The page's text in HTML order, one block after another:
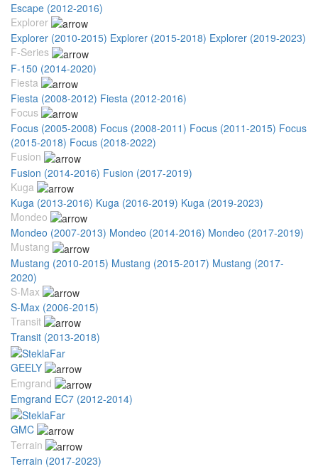
Escape (2012-2016)
Explorer
Explorer (2010-2015) Explorer (2015-2018) Explorer (2019-2023)
F-Series
F-150 (2014-2020)
Fiesta
Fiesta (2008-2012) Fiesta (2012-2016)
Focus
Focus (2005-2008) Focus (2008-2011) Focus (2011-2015) Focus
(2015-2018) Focus (2018-2022)
Fusion
Fusion (2014-2016) Fusion (2017-2019)
Kuga
Kuga (2013-2016) Kuga (2016-2019) Kuga (2019-2023)
Mondeo
Mondeo (2007-2013) Mondeo (2014-2016) Mondeo (2017-2019)
Mustang
Mustang (2010-2015) Mustang (2015-2017) Mustang (2017-
2020)
S-Max
S-Max (2006-2015)
Transit
Transit (2013-2018)
GEELY
Emgrand
Emgrand EC7 (2012-2014)
GMC
Terrain
Terrain (2017-2023)